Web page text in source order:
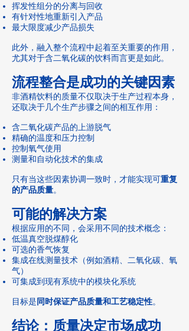
挥发性组分的分离与回收
有针对性地重新引入产品
最大限度减少产品损失
此外，融入整个流程中起着至关重要的作用，
尤其对于含二氧化碳的饮料而言更是如此。
流程整合是成功的关键因素
非酒精饮料的质量不仅取决于生产过程本身，
还取决于几个生产步骤之间的相互作用：
含二氧化碳产品的上游脱气
精确的温度和压力控制
控制氧气使用
测量和自动化技术的集成
只有当这些因素协调一致时，才能实现可重复
的产品质量。
可能的解决方案
根据应用的不同，会采用不同的技术概念：
低温真空脱煤醇化
可选的香气恢复
集成在线测量技术（例如酒精、二氧化碳、氧
气）
可集成到现有系统中的模块化系统
目标是同时保证产品质量和工艺稳定性。
结论：质量决定市场成功